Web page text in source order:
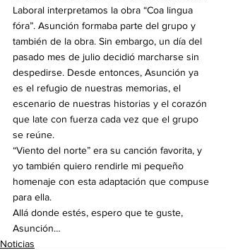
Laboral interpretamos la obra “Coa lingua
fóra”. Asunción formaba parte del grupo y
también de la obra. Sin embargo, un día del
pasado mes de julio decidió marcharse sin
despedirse. Desde entonces, Asunción ya
es el refugio de nuestras memorias, el
escenario de nuestras historias y el corazón
que late con fuerza cada vez que el grupo
se reúne.
“Viento del norte” era su canción favorita, y
yo también quiero rendirle mi pequeño
homenaje con esta adaptación que compuse
para ella.
Allá donde estés, espero que te guste,
Asunción…
Noticias